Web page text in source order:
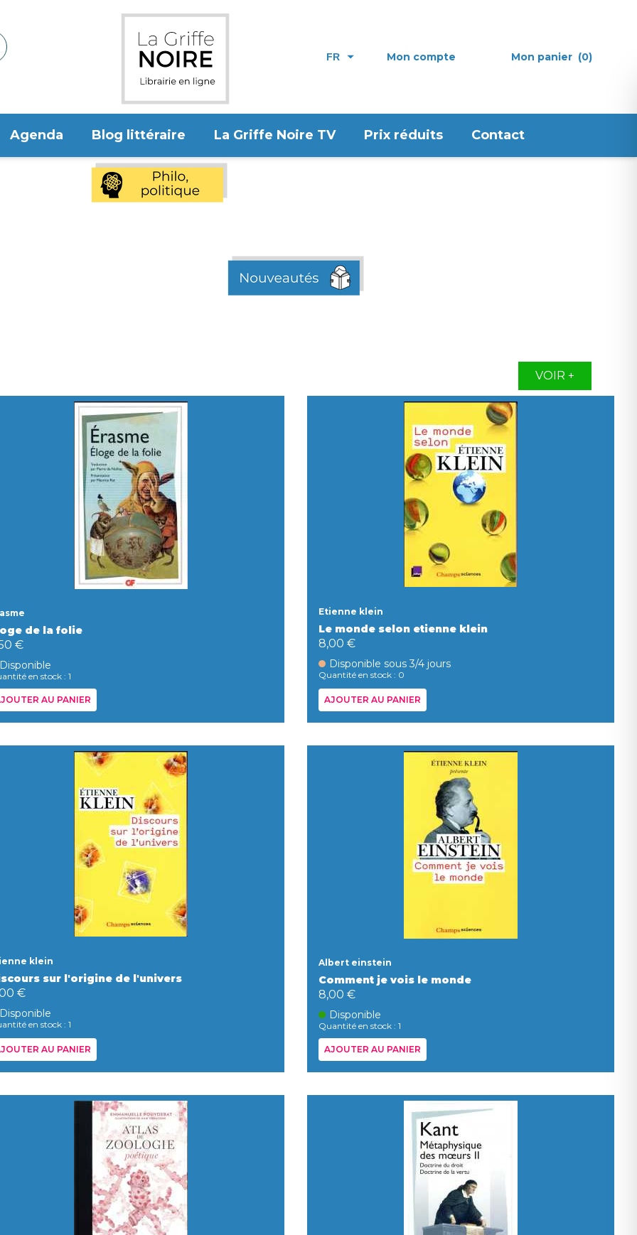
FR Mon compte Mon panier (0)
Agenda Blog littéraire La Griffe Noire TV Prix réduits Contact
VOIR +
de la folie
€
Disponible
en stock : 1
AU PANIER
Etienne klein
Le monde selon etienne klein
8,00 €
Disponible sous 3/4 jours
Quantité en stock : 0
AJOUTER AU PANIER
klein
sur l'origine de l'univers
€
Disponible
en stock : 1
AU PANIER
Albert einstein
Comment je vois le monde
8,00 €
Disponible
Quantité en stock : 1
AJOUTER AU PANIER